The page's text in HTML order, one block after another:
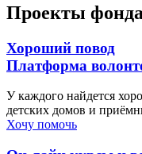
Проекты фонда
Хороший повод
Платформа
У каждого найдется
детских домов и
Хочу помочь